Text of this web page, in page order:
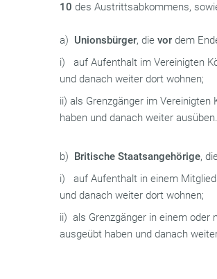
10 des Austrittsabkommens,
a) Unionsbürger, dievor dem
i) auf Aufenthalt im Vereinigten
und danach weiter dort wohnen;
ii) als Grenzgänger im
haben und danach weiter ausüben.
b) Britische Staatsangehörige,
i) auf Aufenthalt in einem
und danach weiter dort wohnen;
ii) als Grenzgänger in einem oder
ausgeübt haben und danach